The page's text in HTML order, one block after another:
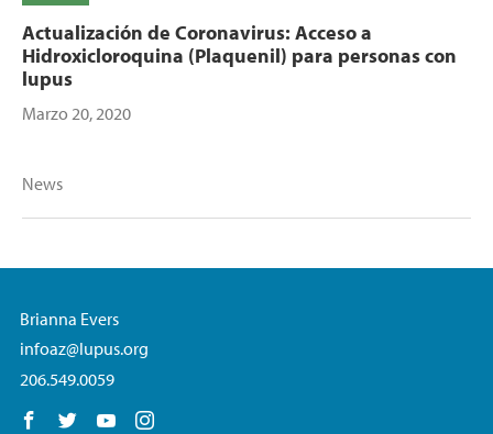
Actualización de Coronavirus: Acceso a
Hidroxicloroquina (Plaquenil) para personas con
lupus
Marzo 20, 2020
News
Brianna Evers
infoaz@lupus.org
206.549.0059
Follow us on Facebook
Follow us on Twitter
Follow us on YouTube